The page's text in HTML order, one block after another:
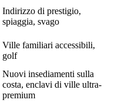
Indirizzo di prestigio,
spiaggia, svago
Ville familiari accessibili,
golf
Nuovi insediamenti sulla
costa, enclavi di ville ultra-
premium